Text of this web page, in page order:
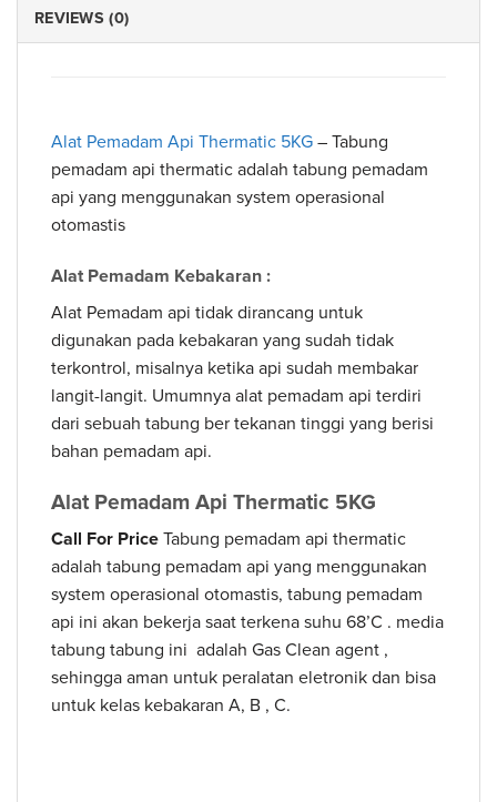
REVIEWS (0)
Alat Pemadam Api Thermatic 5KG – Tabung
pemadam api thermatic adalah tabung pemadam
api yang menggunakan system operasional
otomastis
Alat Pemadam Kebakaran :
Alat Pemadam api tidak dirancang untuk
digunakan pada kebakaran yang sudah tidak
terkontrol, misalnya ketika api sudah membakar
langit-langit. Umumnya alat pemadam api terdiri
dari sebuah tabung ber tekanan tinggi yang berisi
bahan pemadam api.
Alat Pemadam Api Thermatic 5KG
Call For Price Tabung pemadam api thermatic
adalah tabung pemadam api yang menggunakan
system operasional otomastis, tabung pemadam
api ini akan bekerja saat terkena suhu 68’C . media
tabung tabung ini adalah Gas Clean agent ,
sehingga aman untuk peralatan eletronik dan bisa
untuk kelas kebakaran A, B , C.